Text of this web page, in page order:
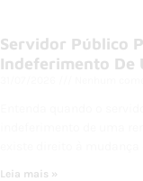
Servidor Público
Indeferimento De
Leia mais »